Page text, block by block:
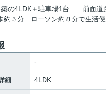
の4LDK＋駐車場1台 前面道
約５分
ローソン約８分で生活便
-
細 4LDK